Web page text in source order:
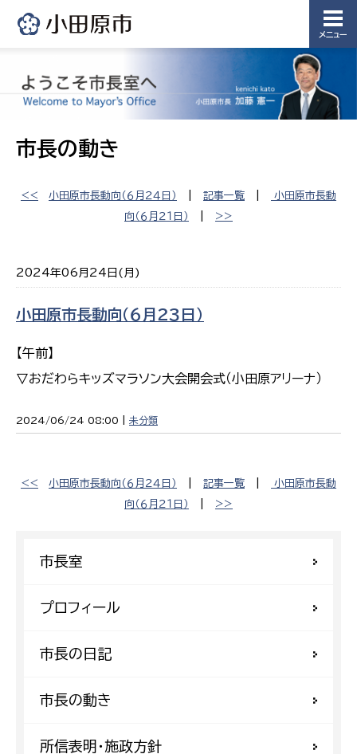
メニュー
市長の動き
<< 小田原市長動向（６月２４日） 記事一覧
小田原市長動
向（６月２１日）
>>
2024年06月24日(月)
小田原市長動向（６月２３日）
【午前】
▽おだわらキッズマラソン大会開会式（小田原アリーナ）
2024/06/24 08:00 | 未分類
<< 小田原市長動向（６月２４日） 記事一覧
小田原市長動
向（６月２１日）
>>
市長室
プロフィール
市長の日記
市長の動き
所信表明・施政方針